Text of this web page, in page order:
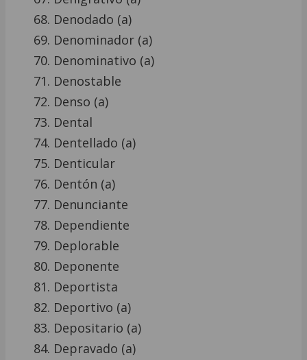
Denodado (a)
Denominador (a)
Denominativo (a)
Denostable
Denso (a)
Dental
Dentellado (a)
Denticular
Dentón (a)
Denunciante
Dependiente
Deplorable
Deponente
Deportista
Deportivo (a)
Depositario (a)
Depravado (a)